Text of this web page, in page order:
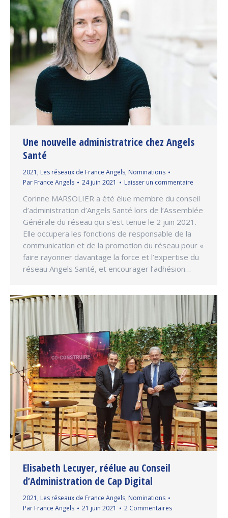
Une nouvelle administratrice chez Angels
Santé
2021 , Les réseaux de France Angels, Nominations
Par France Angels 24 juin 2021 Laisser un commentaire
Corinne MARSOLIER a été élue membre du conseil
d’administration d’Angels Santé lors de l’Assemblée
Générale du réseau qui s’est tenue le 2 juin 2021.
Elle occupera les fonctions de responsable de la
communication et de la promotion du réseau pour «
faire rayonner davantage la force et l’expertise du
réseau Angels Santé, et encourager l’adhésion…
Elisabeth Lecuyer, réélue au Conseil
d’Administration de Cap Digital
2021 , Les réseaux de France Angels, Nominations
Par France Angels 21 juin 2021 2 Commentaires